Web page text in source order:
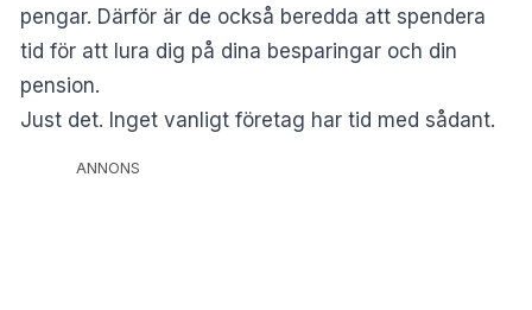
pengar. Därför är de också beredda att spendera
tid för att lura dig på dina besparingar och din
pension.
Just det. Inget vanligt företag har tid med sådant.
ANNONS